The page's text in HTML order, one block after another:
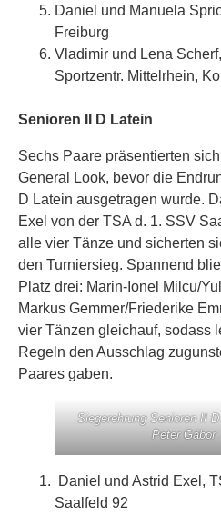
Daniel und Manuela
Freiburg
Vladimir und Lena
Sportzentr. Mittelrhein,
Senioren II D Latein
Sechs Paare präsentierten
General Look, bevor die
D Latein ausgetragen wurde.
Exel von der TSA d. 1. SSV
alle vier Tänze und sicherten
den Turniersieg. Spannend
Platz drei: Marin-Ionel Milcu/
Markus Gemmer/Friederike
vier Tänzen gleichauf, sodass
Regeln den Ausschlag
Paares gaben.
Siegerehrung Senioren II
Peter Gábor
Daniel und Astrid Exel,
Saalfeld 92